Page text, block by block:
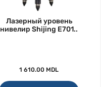
Лазерный уровень
нивелир Shijing E701..
1 610.00 MDL